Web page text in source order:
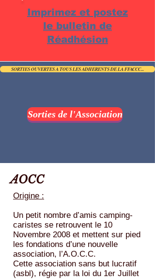
Imprimez et postez
le bulletin de
Réadhésion
SORTIES OUVERTES A TOUS LES ADHERENTS DE LA FFACCC...
Sorties de l'Association
AOCC
Origine :
Un petit nombre d’amis camping-
caristes se retrouvent le 10
Novembre 2008 et mettent sur pied
les fondations d’une nouvelle
association, l’A.O.C.C.
Cette association sans but lucratif
(asbl), régie par la loi du 1er Juillet